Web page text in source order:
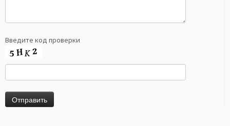
Введите код проверки